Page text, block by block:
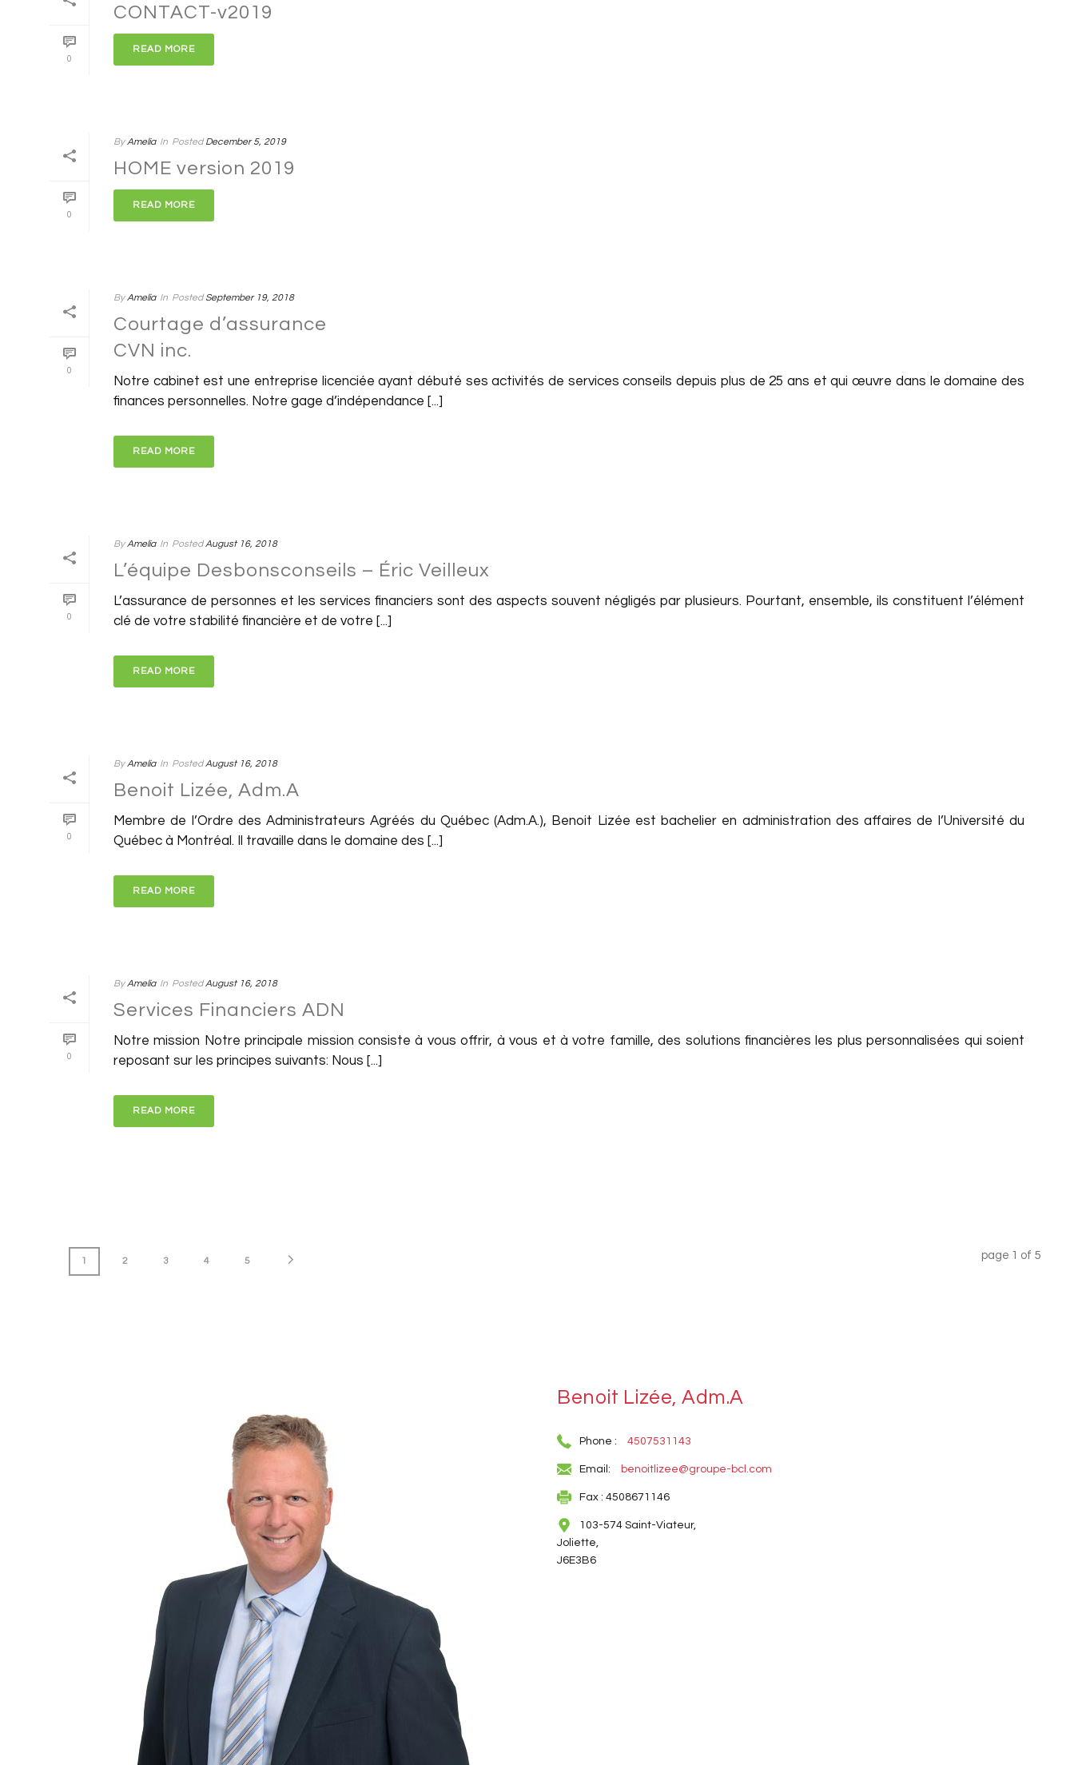
0
CONTACT-v2019
READ MORE
0
By Amelia In Posted December 5, 2019
HOME version 2019
READ MORE
0
By Amelia In Posted September 19, 2018
Courtage d’assurance
CVN inc.
Notre cabinet est une entreprise licenciée ayant débuté ses activités de services conseils depuis plus de 25 ans et qui œuvre dans le domaine des
finances personnelles. Notre gage d’indépendance [...]
READ MORE
0
By Amelia In Posted August 16, 2018
L’équipe Desbonsconseils – Éric Veilleux
L’assurance de personnes et les services financiers sont des aspects souvent négligés par plusieurs. Pourtant, ensemble, ils constituent l’élément
clé de votre stabilité financière et de votre [...]
READ MORE
0
By Amelia In Posted August 16, 2018
Benoit Lizée, Adm.A
Membre de l’Ordre des Administrateurs Agréés du Québec (Adm.A.), Benoit Lizée est bachelier en administration des affaires de l’Université du
Québec à Montréal. Il travaille dans le domaine des [...]
READ MORE
0
By Amelia In Posted August 16, 2018
Services Financiers ADN
Notre mission Notre principale mission consiste à vous offrir, à vous et à votre famille, des solutions financières les plus personnalisées qui soient
reposant sur les principes suivants: Nous [...]
READ MORE
1 2 3 4 5 page 1 of 5
Benoit Lizée, Adm.A
Phone : 4507531143
Email: benoitlizee@groupe-bcl.com
Fax : 4508671146
103-574 Saint-Viateur,
Joliette,
J6E3B6